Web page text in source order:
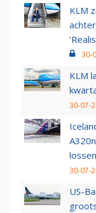
KLM
30-
KLM
30-07-
lossen
30-07-
US-